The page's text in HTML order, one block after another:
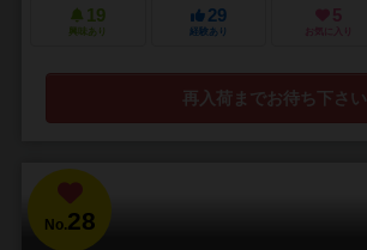
19
興味あり
29
経験あり
5
お気に入り
再入荷までお待ち下さい
No.28